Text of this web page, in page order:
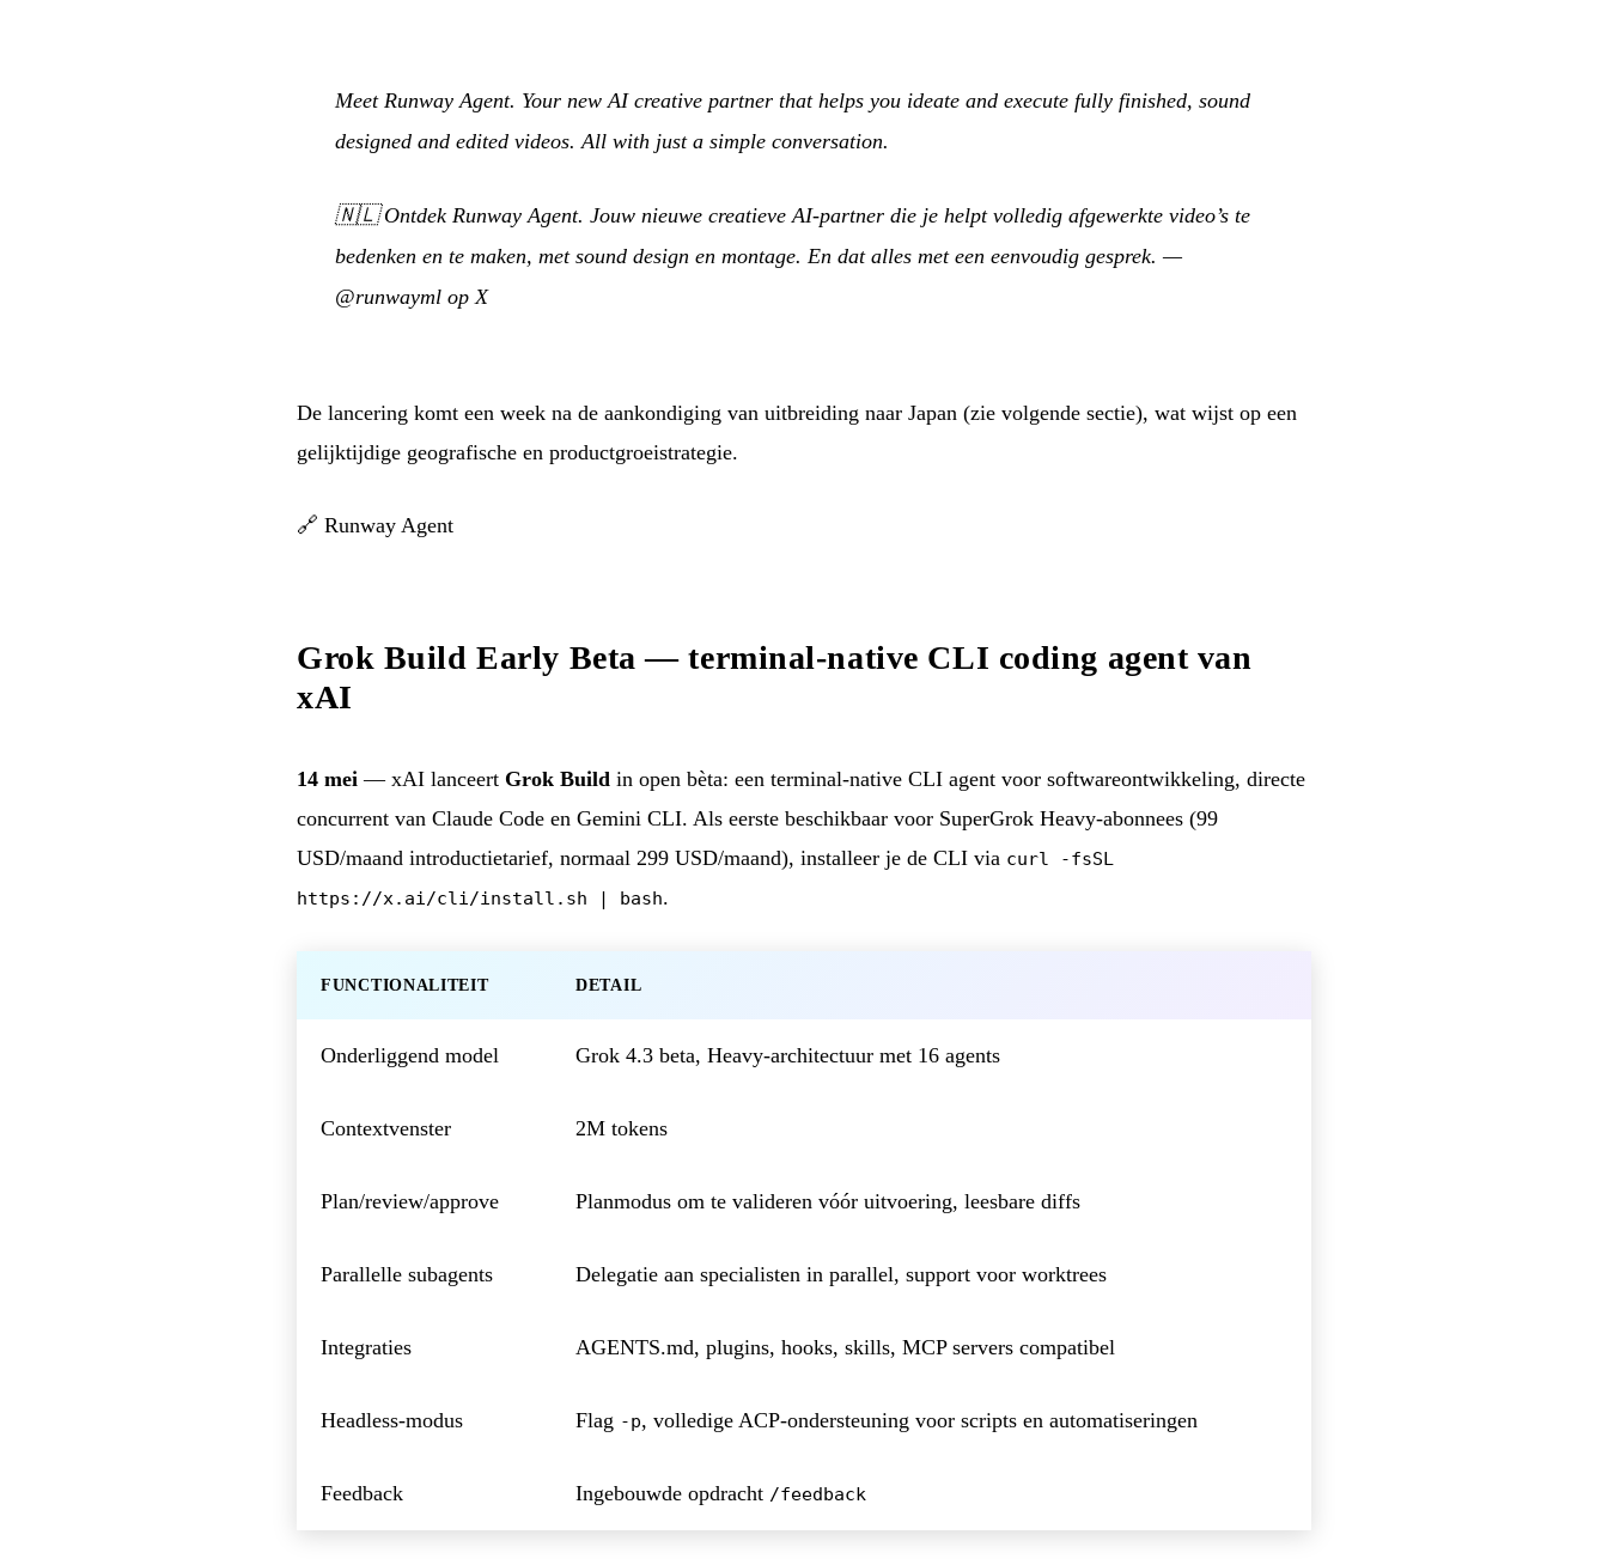
Meet Runway Agent. Your new AI creative partner that helps you ideate and execute fully finished, sound
designed and edited videos. All with just a simple conversation.
🇳🇱Ontdek Runway Agent. Jouw nieuwe creatieve AI-partner die je helpt volledig afgewerkte video’s te
bedenken en te maken, met sound design en montage. En dat alles met een eenvoudig gesprek. —
@runwayml op X
De lancering komt een week na de aankondiging van uitbreiding naar Japan (zie volgende sectie), wat wijst op een
gelijktijdige geografische en productgroeistrategie.
🔗 Runway Agent
Grok Build Early Beta — terminal-native CLI coding agent van
xAI
14 mei — xAI lanceert Grok Build in open bèta: een terminal-native CLI agent voor softwareontwikkeling, directe
concurrent van Claude Code en Gemini CLI. Als eerste beschikbaar voor SuperGrok Heavy-abonnees (99
USD/maand introductietarief, normaal 299 USD/maand), installeer je de CLI via curl -fsSL
https://x.ai/cli/install.sh | bash.
FUNCTIONALITEIT DETAIL
Onderliggend model Grok 4.3 beta, Heavy-architectuur met 16 agents
Contextvenster 2M tokens
Plan/review/approve Planmodus om te valideren vóór uitvoering, leesbare diffs
Parallelle subagents Delegatie aan specialisten in parallel, support voor worktrees
Integraties AGENTS.md, plugins, hooks, skills, MCP servers compatibel
Headless-modus Flag -p, volledige ACP-ondersteuning voor scripts en automatiseringen
Feedback Ingebouwde opdracht /feedback